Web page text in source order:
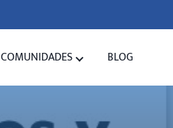
COMUNIDADES BLOG